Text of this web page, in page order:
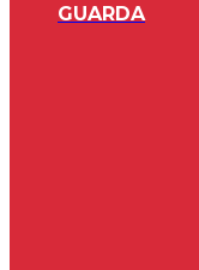
GUARDA